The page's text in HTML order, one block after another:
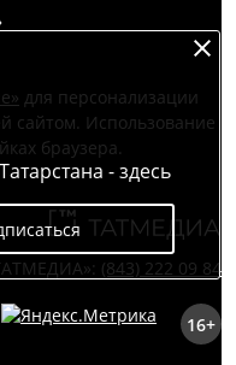
- здесь
для персонализации
сайтом. Использование
браузера.
(843) 222 09 84
16+